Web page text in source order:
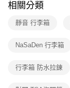
相關分類
靜音 行李箱
NaSaDen 行李箱
行李箱 防水拉鍊